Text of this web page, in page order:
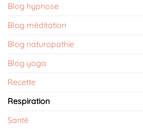
Blog hypnose​
Blog méditation
Blog naturopathie
Blog yoga
Recette
Respiration
Santé